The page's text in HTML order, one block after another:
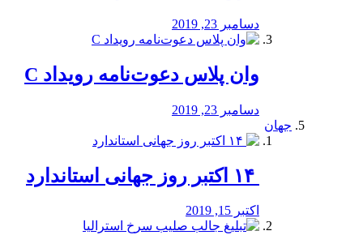
دسامبر 23, 2019
وان پلاس دعوت‌نامه رویداد C
دسامبر 23, 2019
جهان
اکتبر 15, 2019